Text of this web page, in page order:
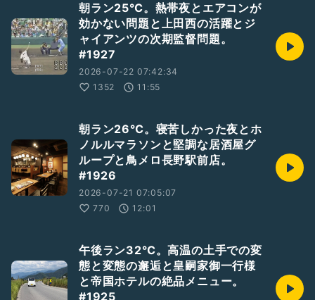
朝ラン25℃。熱帯夜とエアコンが
効かない問題と上田西の活躍とジ
ャイアンツの次期監督問題。
#1927
2026-07-22 07:42:34
1352
11:55
朝ラン26℃。寝苦しかった夜とホ
ノルルマラソンと堅調な居酒屋グ
ループと鳥メロ長野駅前店。
#1926
2026-07-21 07:05:07
770
12:01
午後ラン32℃。高温の土手での変
態と変態の邂逅と皇嗣家御一行様
と帝国ホテルの絶品メニュー。
#1925